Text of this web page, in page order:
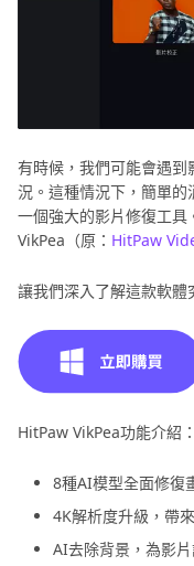
有時候，我們可能會遇
況。這種情況下，簡單
一個強大的影片修復工
VikPea（原： HitPaw
讓我們深入了解這款軟體
HitPaw VikPea功能介紹：
8種AI模型全面修復
4K解析度升級，帶
AI去除背景，為影